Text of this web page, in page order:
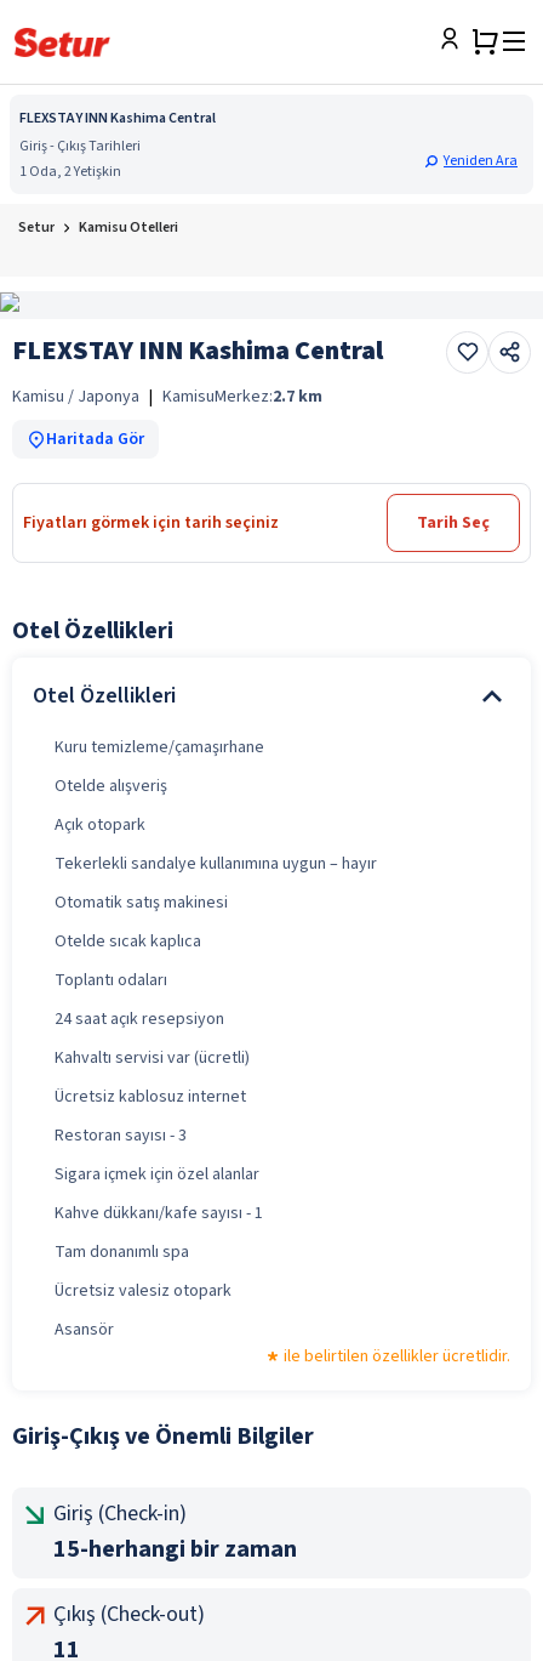
FLEXSTAY INN Kashima Central
Giriş - Çıkış Tarihleri
1 Oda, 2 Yetişkin
Yeniden Ara
Setur Kamisu Otelleri
FLEXSTAY INN Kashima Central
Kamisu / Japonya | KamisuMerkez:2.7 km
Haritada Gör
Fiyatları görmek için tarih seçiniz Tarih Seç
Otel Özellikleri
Otel Özellikleri
Kuru temizleme/çamaşırhane
Otelde alışveriş
Açık otopark
Tekerlekli sandalye kullanımına uygun – hayır
Otomatik satış makinesi
Otelde sıcak kaplıca
Toplantı odaları
24 saat açık resepsiyon
Kahvaltı servisi var (ücretli)
Ücretsiz kablosuz internet
Restoran sayısı - 3
Sigara içmek için özel alanlar
Kahve dükkanı/kafe sayısı - 1
Tam donanımlı spa
Ücretsiz valesiz otopark
Asansör
ile belirtilen özellikler ücretlidir.
Giriş-Çıkış ve Önemli Bilgiler
Giriş (Check-in)
15-herhangi bir zaman
Çıkış (Check-out)
11